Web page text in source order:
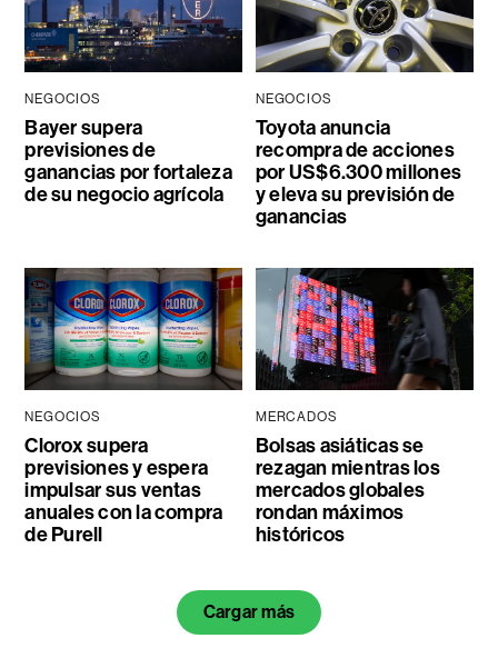
NEGOCIOS
Bayer supera
previsiones de
ganancias por fortaleza
de su negocio agrícola
NEGOCIOS
Toyota anuncia
recompra de acciones
por US$6.300 millones
y eleva su previsión de
ganancias
NEGOCIOS
Clorox supera
previsiones y espera
impulsar sus ventas
anuales con la compra
de Purell
MERCADOS
Bolsas asiáticas se
rezagan mientras los
mercados globales
rondan máximos
históricos
Cargar más